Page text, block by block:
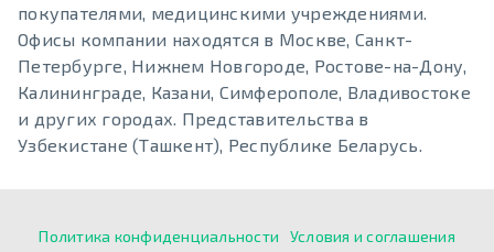
покупателями, медицинскими учреждениями.
Офисы компании находятся в Москве, Санкт-
Петербурге, Нижнем Новгороде, Ростове-на-Дону,
Калининграде, Казани, Симферополе, Владивостоке
и других городах. Представительства в
Узбекистане (Ташкент), Республике Беларусь.
Политика конфиденциальности Условия и соглашения